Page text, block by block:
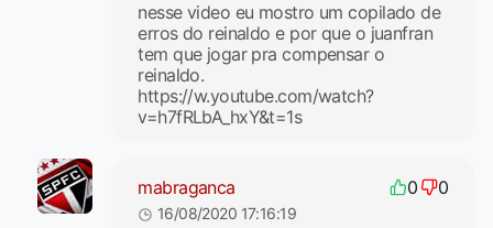
nesse video eu mostro um copilado de
erros do reinaldo e por que o juanfran
tem que jogar pra compensar o
reinaldo.
https://w.youtube.com/watch?
v=h7fRLbA_hxY&t=1s
mabraganca 0 0
16/08/2020 17:16:19